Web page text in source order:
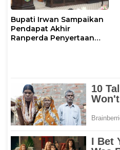
Bupati Irwan Sampaikan
Pendapat Akhir
Ranperda Penyertaan